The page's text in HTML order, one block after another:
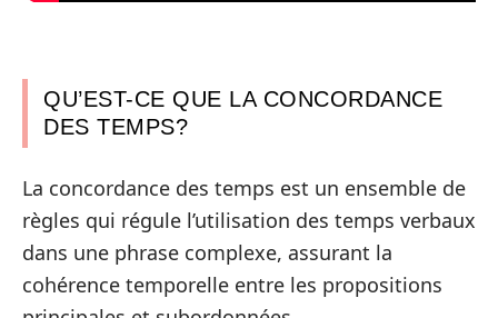
QU’EST-CE QUE LA CONCORDANCE
DES TEMPS?
La concordance des temps est un ensemble de
règles qui régule l’utilisation des temps verbaux
dans une phrase complexe, assurant la
cohérence temporelle entre les propositions